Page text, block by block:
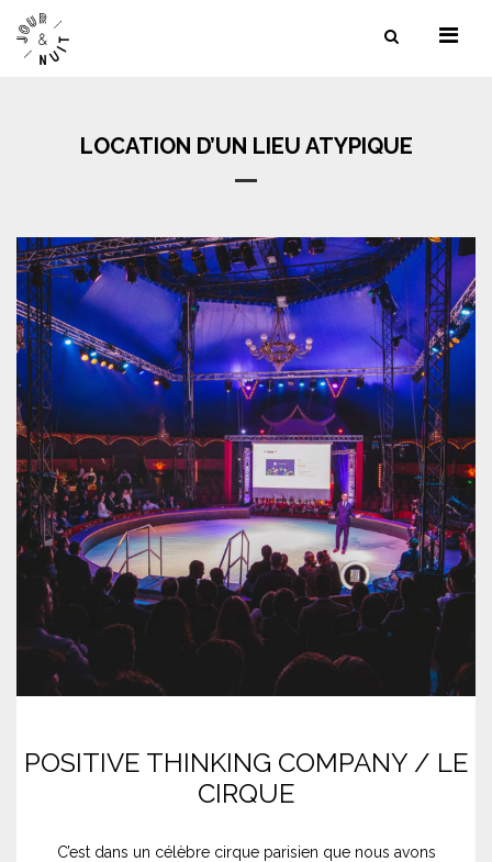
LOCATION D’UN LIEU ATYPIQUE
POSITIVE THINKING COMPANY / LE
CIRQUE
C’est dans un célèbre cirque parisien que nous avons